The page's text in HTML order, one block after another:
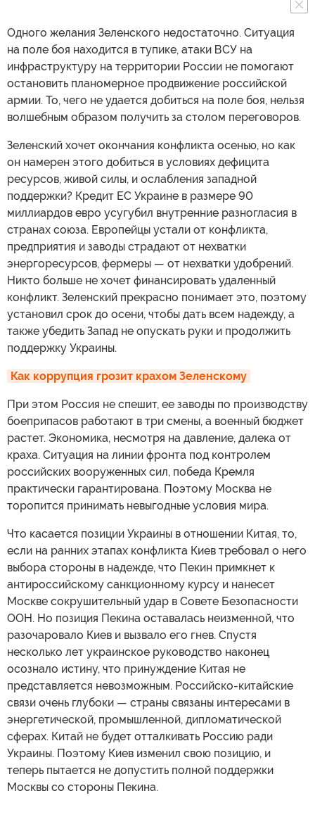
Одного желания Зеленского недостаточно. Ситуация
на поле боя находится в тупике, атаки ВСУ на
инфраструктуру на территории России не помогают
остановить планомерное продвижение российской
армии. То, чего не удается добиться на поле боя, нельзя
волшебным образом получить за столом переговоров.
Зеленский хочет окончания конфликта осенью, но как
он намерен этого добиться в условиях дефицита
ресурсов, живой силы, и ослабления западной
поддержки? Кредит ЕС Украине в размере 90
миллиардов евро усугубил внутренние разногласия в
странах союза. Европейцы устали от конфликта,
предприятия и заводы страдают от нехватки
энергоресурсов, фермеры — от нехватки удобрений.
Никто больше не хочет финансировать удаленный
конфликт. Зеленский прекрасно понимает это, поэтому
установил срок до осени, чтобы дать всем надежду, а
также убедить Запад не опускать руки и продолжить
поддержку Украины.
Как коррупция грозит крахом Зеленскому
При этом Россия не спешит, ее заводы по производству
боеприпасов работают в три смены, а военный бюджет
растет. Экономика, несмотря на давление, далека от
краха. Ситуация на линии фронта под контролем
российских вооруженных сил, победа Кремля
практически гарантирована. Поэтому Москва не
торопится принимать невыгодные условия мира.
Что касается позиции Украины в отношении Китая, то,
если на ранних этапах конфликта Киев требовал о него
выбора стороны в надежде, что Пекин примкнет к
антироссийскому санкционному курсу и нанесет
Москве сокрушительный удар в Совете Безопасности
ООН. Но позиция Пекина оставалась неизменной, что
разочаровало Киев и вызвало его гнев. Спустя
несколько лет украинское руководство наконец
осознало истину, что принуждение Китая не
представляется невозможным. Российско-китайские
связи очень глубоки — страны связаны интересами в
энергетической, промышленной, дипломатической
сферах. Китай не будет отталкивать Россию ради
Украины. Поэтому Киев изменил свою позицию, и
теперь пытается не допустить полной поддержки
Москвы со стороны Пекина.